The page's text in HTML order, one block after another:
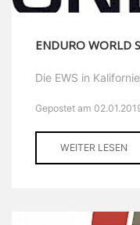
ENDURO WORLD
Die EWS in
Gepostet am
WEITER LESEN